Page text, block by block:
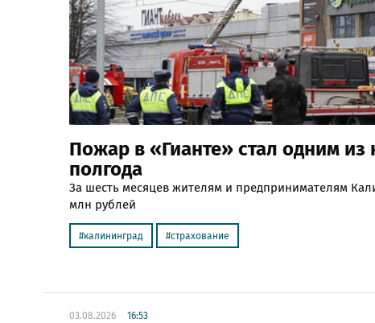
Пожар в «Гианте» стал одним
полгода
За шесть месяцев жителям и предпринимателям
млн рублей
калининград страхование
03.08.2026 16:53